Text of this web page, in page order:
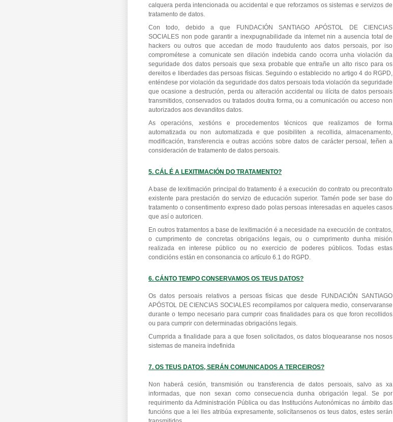
calquera perda intencionada ou accidental e que reforzamos os sistemas e servizos de
tratamento de datos.
Con todo, debido a que FUNDACIÓN SANTIAGO APÓSTOL DE CIENCIAS
SOCIALES non pode garantir a inexpugnabilidade da internet nin a ausencia total de
hackers ou outros que accedan de modo fraudulento aos datos persoais, por iso
comprométese a comunicate sen dilación indebida cando ocorra unha violación da
seguridade dos datos persoais que sexa probable que entrañe un alto risco para os
dereitos e liberdades das persoas físicas. Seguindo o establecido no artigo 4 do RGPD,
enténdese por violación da seguridade dos datos persoais toda violación da seguridade
que ocasione a destrución, perda ou alteración accidental ou ilícita de datos persoais
transmitidos, conservados ou tratados doutra forma, ou a comunicación ou acceso non
autorizados aos devanditos datos.
As operacións, xestións e procedementos técnicos que realizamos de forma
automatizada ou non automatizada e que posibiliten a recollida, almacenamento,
modificación, transferencia e outras accións sobre datos de carácter persoal, teñen a
consideración de tratamento de datos persoais.
5. CÁL É A LEXITIMACIÓN DO TRATAMENTO?
A base de lexitimación principal do tratamento é a execución do contrato ou precontrato
existente para prestación do servizo de educación superior. Tamén pode ser base do
tratamento o consentimento expreso dado polas persoas interesadas en aqueles casos
que así o autoricen.
En outros tratamentos a base de lexitimación é a necesidade na execución de contratos,
o cumprimento de concretas obrigacións legais, ou o cumprimento dunha misión
realizada en interese público ou no exercicio de poderes públicos. Todas estas
condicións están en consonancia co artículo 6.1 do RGPD.
6. CÁNTO TEMPO CONSERVAMOS OS TEUS DATOS?
Os datos persoais relativos a persoas físicas que desde FUNDACIÓN SANTIAGO
APÓSTOL DE CIENCIAS SOCIALES recompilamos por calquera medio, conservaranse
durante o tempo necesario para cumprir coas finalidades para os que foron recollidos
ou para cumprir con determinadas obrigacións legais.
Cumprida a finalidade para a que fosen solicitados, os datos bloquearanse nos nosos
sistemas de maneira indefinida
7. OS TEUS DATOS, SERÁN COMUNICADOS A TERCEIROS?
Non haberá cesión, transmisión ou transferencia de datos persoais, salvo as xa
informadas, que non sexan como consecuencia dunha obrigación legal. Se por
requirimento da Administración Pública ou das Institucións Autonómicas no ámbito das
funcións que a lei lles atribúa expresamente, solicítansenos os teus datos, estes serán